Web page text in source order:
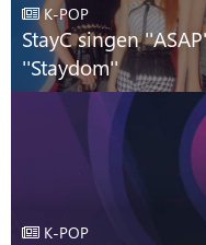
K-POP
StayC singen
''Staydom''
K-POP